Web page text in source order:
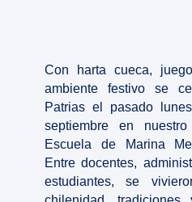
Con harta cueca,
ambiente festivo se
Patrias el pasado
septiembre en nuestro
Escuela de Marina
Entre docentes,
estudiantes, se